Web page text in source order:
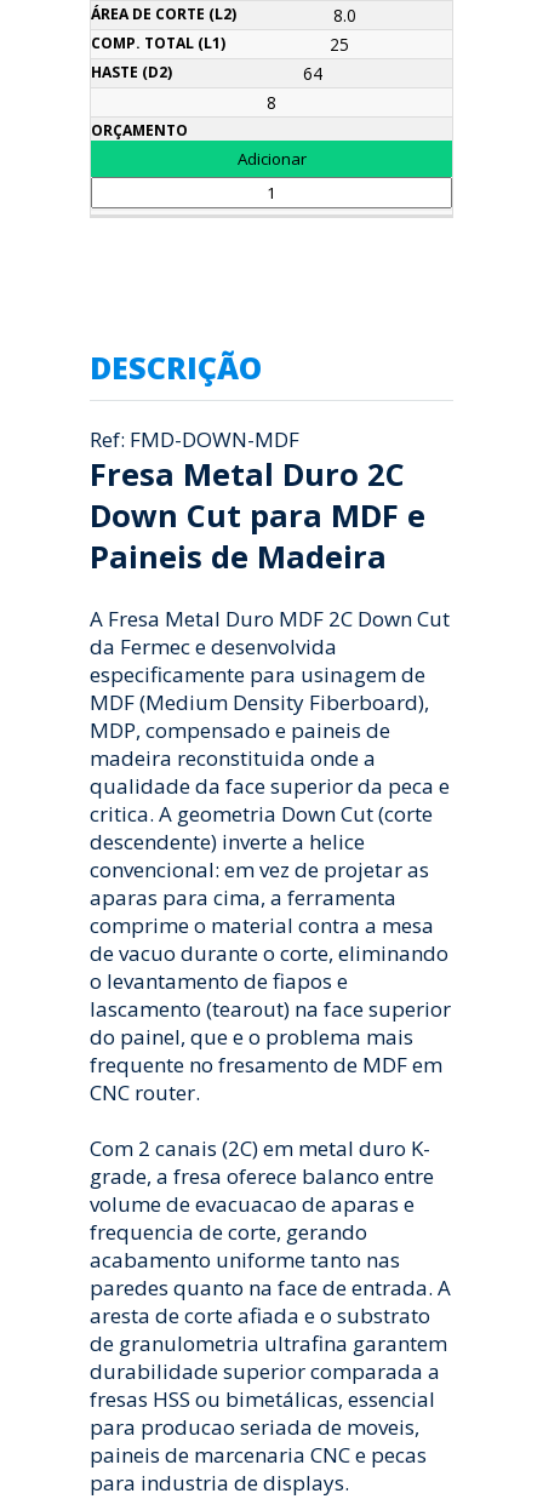
8.0
25
64
8
DESCRIÇÃO
Ref: FMD-DOWN-MDF
Fresa Metal Duro 2C
Down Cut para MDF e
Paineis de Madeira
A Fresa Metal Duro MDF 2C Down Cut
da Fermec e desenvolvida
especificamente para usinagem de
MDF (Medium Density Fiberboard),
MDP, compensado e paineis de
madeira reconstituida onde a
qualidade da face superior da peca e
critica. A geometria Down Cut (corte
descendente) inverte a helice
convencional: em vez de projetar as
aparas para cima, a ferramenta
comprime o material contra a mesa
de vacuo durante o corte, eliminando
o levantamento de fiapos e
lascamento (tearout) na face superior
do painel, que e o problema mais
frequente no fresamento de MDF em
CNC router.
Com 2 canais (2C) em metal duro K-
grade, a fresa oferece balanco entre
volume de evacuacao de aparas e
frequencia de corte, gerando
acabamento uniforme tanto nas
paredes quanto na face de entrada. A
aresta de corte afiada e o substrato
de granulometria ultrafina garantem
durabilidade superior comparada a
fresas HSS ou bimetálicas, essencial
para producao seriada de moveis,
paineis de marcenaria CNC e pecas
para industria de displays.